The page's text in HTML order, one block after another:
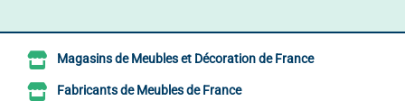
Magasins de Meubles et Décoration de France
Fabricants de Meubles de France